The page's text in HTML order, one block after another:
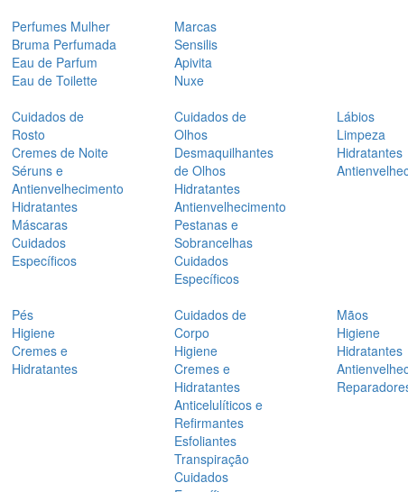
Perfumes Mulher
Bruma Perfumada
Eau de Parfum
Eau de Toilette
Marcas
Sensilis
Apivita
Nuxe
Cuidados de
Rosto
Cremes de Noite
Séruns e
Antienvelhecimento
Hidratantes
Máscaras
Cuidados
Específicos
Cuidados de
Olhos
Desmaquilhantes
de Olhos
Hidratantes
Antienvelhecimento
Pestanas e
Sobrancelhas
Cuidados
Específicos
Lábios
Limpeza
Hidratantes
Pés
Higiene
Cremes e
Hidratantes
Cuidados de
Corpo
Higiene
Cremes e
Hidratantes
Anticelulíticos e
Refirmantes
Esfoliantes
Transpiração
Cuidados
Mãos
Higiene
Hidratantes